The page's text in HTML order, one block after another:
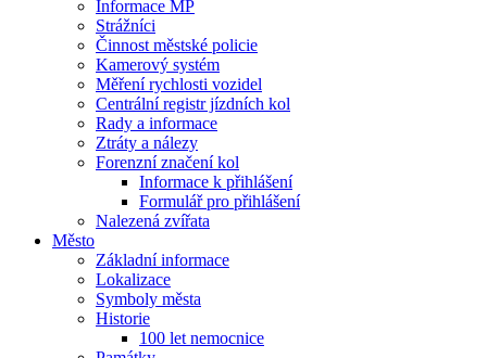
Informace MP
Strážníci
Činnost městské policie
Kamerový systém
Měření rychlosti vozidel
Centrální registr jízdních kol
Rady a informace
Ztráty a nálezy
Forenzní značení kol
Informace k přihlášení
Formulář pro přihlášení
Nalezená zvířata
Město
Základní informace
Lokalizace
Symboly města
Historie
100 let nemocnice